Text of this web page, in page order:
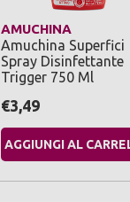
AMUCHINA
Amuchina Superfici
Spray Disinfettante
Trigger 750 Ml
€3,49
AGGIUNGI AL